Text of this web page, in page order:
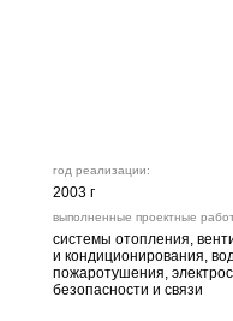
2003 г
год реализации:
системы отопления,
и кондиционирования,
пожаротушения,
безопасности и связи
выполненные проектные